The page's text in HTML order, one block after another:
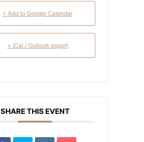
+ Add to Google Calendar
+ iCal / Outlook export
SHARE THIS EVENT